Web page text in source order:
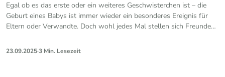
Egal ob es das erste oder ein weiteres Geschwisterchen ist – die
Geburt eines Babys ist immer wieder ein besonderes Ereignis für
Eltern oder Verwandte. Doch wohl jedes Mal stellen sich Freunde
23.09.2025·3 Min. Lesezeit